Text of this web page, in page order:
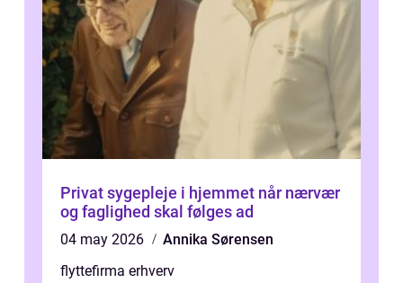
Privat sygepleje i hjemmet når nærvær
og faglighed skal følges ad
04 may 2026
Annika Sørensen
flyttefirma erhverv